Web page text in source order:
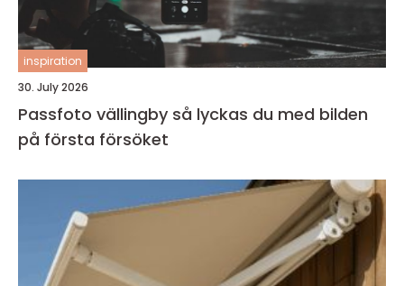
inspiration
30. July 2026
Passfoto vällingby så lyckas du med bilden
på första försöket